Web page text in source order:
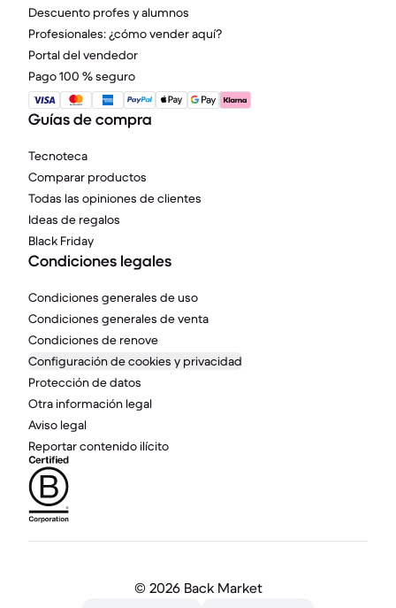
Descuento profes y alumnos
Profesionales: ¿cómo vender aquí?
Portal del vendedor
Pago 100 % seguro
Guías de compra
Tecnoteca
Comparar productos
Todas las opiniones de clientes
Ideas de regalos
Black Friday
Condiciones legales
Condiciones generales de uso
Condiciones generales de venta
Condiciones de renove
Configuración de cookies y privacidad
Protección de datos
Otra información legal
Aviso legal
Reportar contenido ilícito
© 2026 Back Market